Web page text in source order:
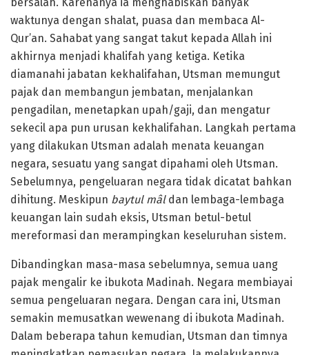
waktunya dengan shalat, puasa dan membaca Al-
Qur’an. Sahabat yang sangat takut kepada Allah ini
akhirnya menjadi khalifah yang ketiga. Ketika
diamanahi jabatan kekhalifahan, Utsman memungut
pajak dan membangun jembatan, menjalankan
pengadilan, menetapkan upah/gaji, dan mengatur
sekecil apa pun urusan kekhalifahan. Langkah pertama
yang dilakukan Utsman adalah menata keuangan
negara, sesuatu yang sangat dipahami oleh Utsman.
Sebelumnya, pengeluaran negara tidak dicatat bahkan
dihitung. Meskipun baytul mâldan lembaga-lembaga
keuangan lain sudah eksis, Utsman betul-betul
mereformasi dan merampingkan keseluruhan sistem.
Dibandingkan masa-masa sebelumnya, semua uang
pajak mengalir ke ibukota Madinah. Negara membiayai
semua pengeluaran negara. Dengan cara ini, Utsman
semakin memusatkan wewenang di ibukota Madinah.
Dalam beberapa tahun kemudian, Utsman dan timnya